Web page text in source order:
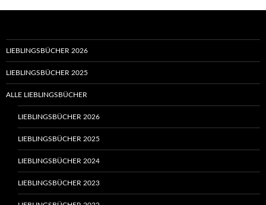
LIEBLINGSBÜCHER 2026
LIEBLINGSBÜCHER 2025
ALLE LIEBLINGSBÜCHER
LIEBLINGSBÜCHER 2026
LIEBLINGSBÜCHER 2025
LIEBLINGSBÜCHER 2024
LIEBLINGSBÜCHER 2023